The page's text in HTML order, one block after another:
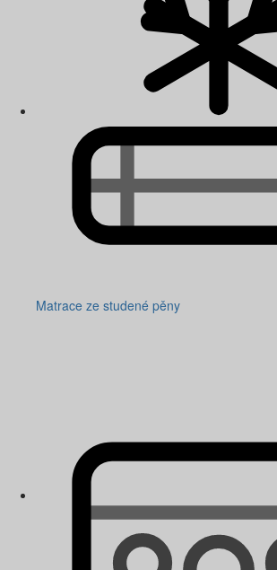
Matrace ze studené pěny